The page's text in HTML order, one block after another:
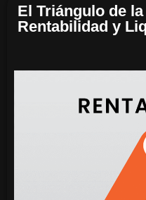
El Triángulo de
Rentabilidad y